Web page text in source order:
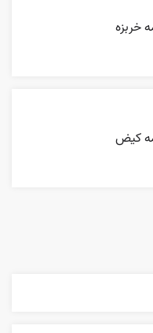
خربزه
کیض